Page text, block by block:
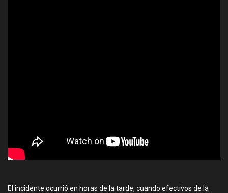
El incidente ocurrió en horas de la tarde, cuando efectivos de la